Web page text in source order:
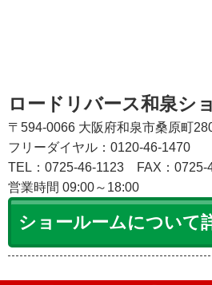
ロードリバース和泉シ
〒594-0066 大阪府和泉市桑原町
フリーダイヤル：0120-46-1470
TEL：0725-46-1123
FAX：0725-
営業時間 09:00～18:00
ショールームについて